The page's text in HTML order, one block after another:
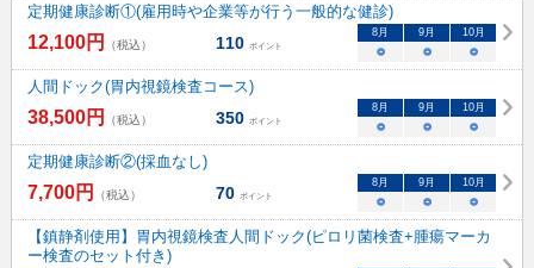
定期健康診断①(雇用時や企業等が行う一般的な健診)
12,100円 （税込） 110 ポイント
8 月 9 月 10月
○ ○ ○
人間ドック(胃内視鏡検査コース)
38,500円 （税込） 350 ポイント
8 月 9 月 10月
○ ○ ○
定期健康診断②(採血なし)
7,700円 （税込） 70 ポイント
8 月 9 月 10月
○ ○ ○
【鎮静剤使用】胃内視鏡検査人間ドック(ピロリ菌検査+腫瘍マーカ
ー検査のセット付き)